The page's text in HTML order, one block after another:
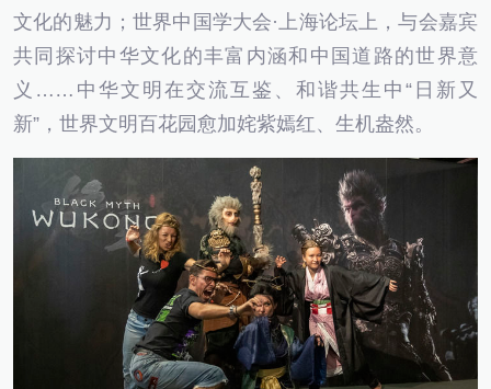
文化的魅力；世界中国学大会·上海论坛上，与会嘉宾
共同探讨中华文化的丰富内涵和中国道路的世界意
义……中华文明在交流互鉴、和谐共生中“日新又
新”，世界文明百花园愈加姹紫嫣红、生机盎然。